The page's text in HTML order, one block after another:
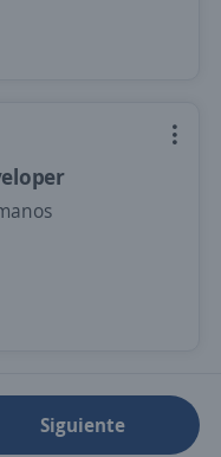
Siguiente